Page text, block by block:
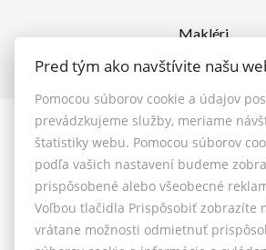
Makléri
Napíšte nám
© 2026 - MAXFIN REAL
Vašinova 125/61, Nitra 949 01, E-mail:
Nastavenie cookies
Všeobecné podmienky
Pred tým ako navštívite našu
Pomocou súborov cookie a údajov
prevádzkujeme služby, meriame
štatistiky webu. Pomocou súborov
podľa vašich nastavení budeme
prispôsobené alebo všeobecné
Voľbou tlačidla Prispôsobiť zobrazíte
vrátane možnosti odmietnuť